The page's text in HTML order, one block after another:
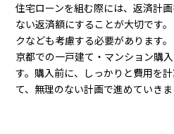
住宅ローンを組む際には、返済計
ない返済額にすることが大切です
クなども考慮する必要があります。
京都での一戸建て・マンション購
す。購入前に、しっかりと費用を
て、無理のない計画で進めていきま